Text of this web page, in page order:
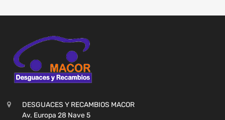
DESGUACES Y RECAMBIOS MACOR
Av. Europa 28 Nave 5